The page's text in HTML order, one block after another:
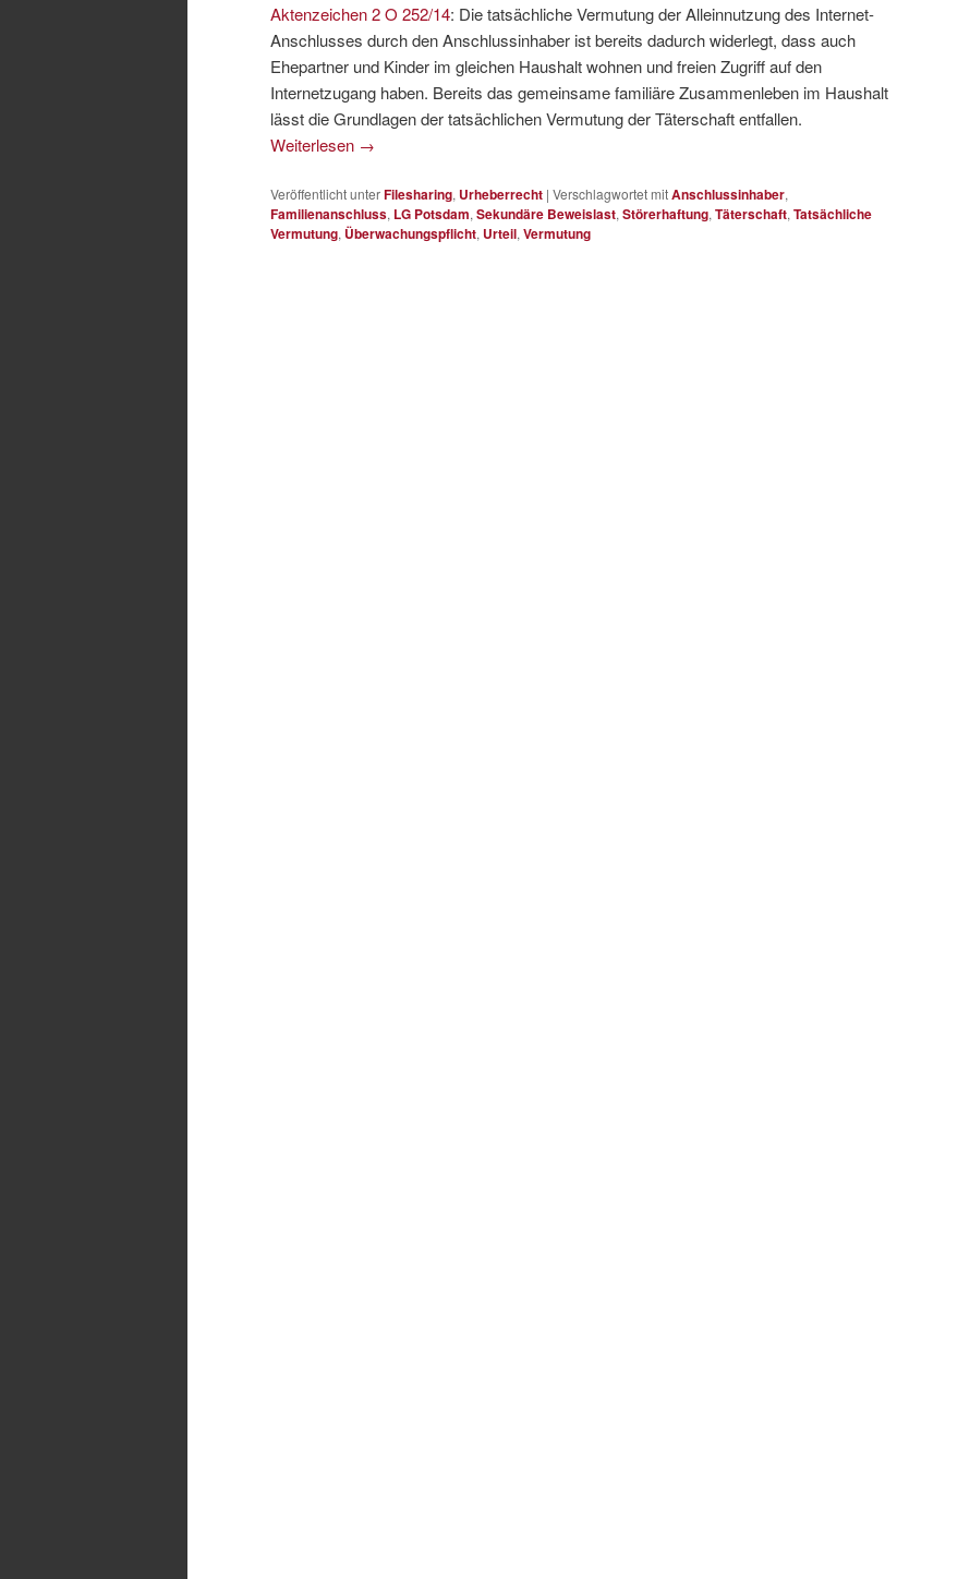
Aktenzeichen 2 O 252/14: Die tatsächliche Vermutung der Alleinnutzung des Internet-
Anschlusses durch den Anschlussinhaber ist bereits dadurch widerlegt, dass auch
Ehepartner und Kinder im gleichen Haushalt wohnen und freien Zugriff auf den
Internetzugang haben. Bereits das gemeinsame familiäre Zusammenleben im Haushalt
lässt die Grundlagen der tatsächlichen Vermutung der Täterschaft entfallen.
Weiterlesen →
Veröffentlicht unterFilesharing, Urheberrecht | Verschlagwortet mitAnschlussinhaber,
Familienanschluss, LG Potsdam, Sekundäre Beweislast, Störerhaftung, Täterschaft, Tatsächliche
Vermutung, Überwachungspflicht, Urteil, Vermutung